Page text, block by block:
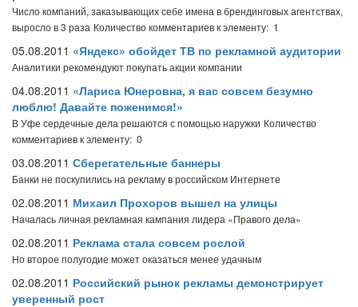
Число компаний, заказывающих себе имена в брендинговых агентствах,
выросло в 3 раза Количество комментариев к элементу: 1
05.08.2011 «Яндекс» обойдет ТВ по рекламной аудитории
Аналитики рекомендуют покупать акции компании
04.08.2011 «Лариса Юнеровна, я вас совсем безумно
люблю! Давайте поженимся!»
В Уфе сердечные дела решаются с помощью наружки Количество
комментариев к элементу: 0
03.08.2011 Сберегательные баннеры
Банки не поскупились на рекламу в российском Интернете
02.08.2011 Михаил Прохоров вышел на улицы
Началась личная рекламная кампания лидера «Правого дела»
02.08.2011 Реклама стала совсем рослой
Но второе полугодие может оказаться менее удачным
02.08.2011 Российский рынок рекламы демонстрирует
уверенный рост